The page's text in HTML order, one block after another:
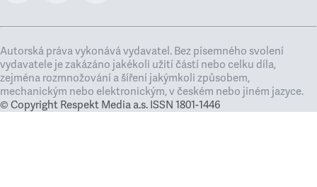
Autorská práva vykonává vydavatel. Bez písemného svolení
vydavatele je zakázáno jakékoli užití částí nebo celku díla,
zejména rozmnožování a šíření jakýmkoli způsobem,
mechanickým nebo elektronickým, v českém nebo jiném jazyce.
© Copyright Respekt Media a.s. ISSN 1801-1446